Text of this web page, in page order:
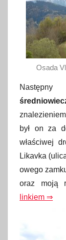
Osada
był on za
właściwej
Likavka
owego
oraz moją
linkiem ⇒